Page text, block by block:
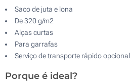
Saco de juta e lona
De 320 g/m2
Alças curtas
Para garrafas
Serviço de transporte rápido opcional
Porque é ideal?